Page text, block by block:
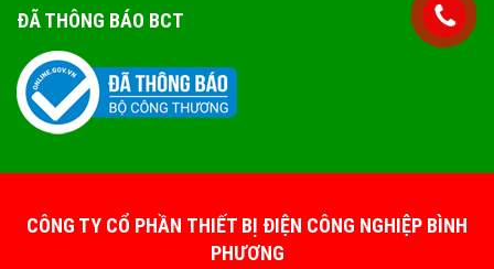
ĐÃ THÔNG BÁO BCT
CÔNG TY CỔ PHẦN THIẾT BỊ ĐIỆN CÔNG NGHIỆP BÌNH
PHƯƠNG